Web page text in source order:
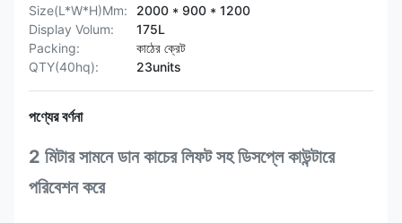
Size(L*W*H)Mm:
2000 * 900 * 1200
Display Volum:
175L
Packing:
কাঠের ক্রেট
QTY(40hq):
23units
পণ্যের বর্ণনা
2 মিটার সামনে ডান কাচের লিফট সহ ডিসপ্লে কাউন্টারে
পরিবেশন করে